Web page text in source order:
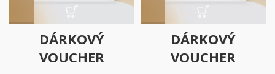
DÁRKOVÝ
VOUCHER
DÁRKOVÝ
VOUCHER